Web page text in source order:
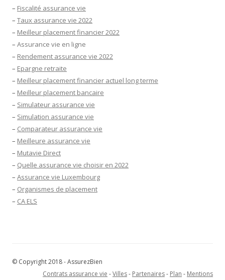
– Fiscalité assurance vie
– Taux assurance vie 2022
– Meilleur placement financier 2022
– Assurance vie en ligne
– Rendement assurance vie 2022
– Epargne retraite
– Meilleur placement financier actuel long terme
– Meilleur placement bancaire
– Simulateur assurance vie
– Simulation assurance vie
– Comparateur assurance vie
– Meilleure assurance vie
– Mutavie Direct
– Quelle assurance vie choisir en 2022
– Assurance vie Luxembourg
– Organismes de placement
– CA ELS
© Copyright 2018 - AssurezBien
Contrats assurance vie -Villes- Partenaires- Plan - Mentions